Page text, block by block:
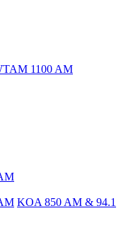
1100 AM
KOA 850 AM & 94.1